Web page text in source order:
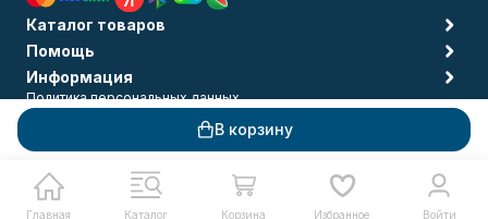
В корзину
Главная Каталог Корзина Избранное Войти
Каталог товаров
Помощь
Информация
Политика персональных данных
© 2009-2026 MSANTEH